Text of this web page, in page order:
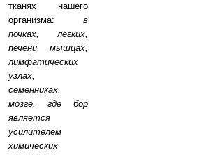
тканях нашего
организма: в
почках, легких,
печени, мышцах,
лимфатических
узлах,
семенниках,
мозге, где бор
является
усилителем
химических